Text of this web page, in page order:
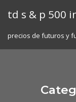
td s & p 500
precios de futuros y